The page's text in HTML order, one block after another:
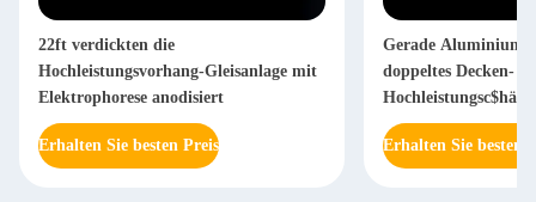
22ft verdickten die
Hochleistungsvorhang-Gleisanlage mit
Elektrophorese anodisiert
Erhalten Sie besten Preis
Gerade
doppeltes Decken-
Erhalten Sie besten